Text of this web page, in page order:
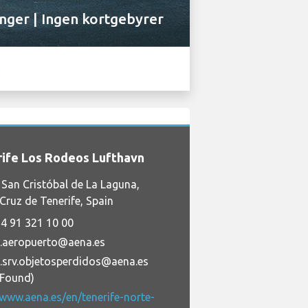
| Ingen kortgebyrer
Los Rodeos Lufthavn
Cristóbal de La Laguna,
de Tenerife, Spain
91 321 10 00
en/tenerife-norte-